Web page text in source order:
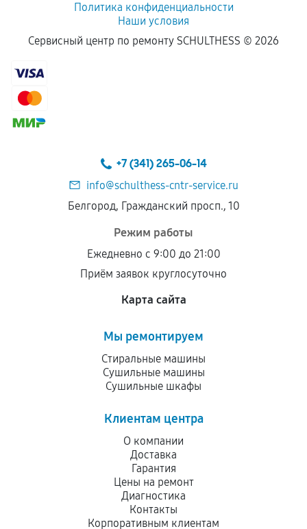
Политика конфиденциальности
Наши условия
Сервисный центр по ремонту SCHULTHESS © 2026
+7 (341) 265-06-14
info@schulthess-cntr-service.ru
Белгород, Гражданский просп., 10
Режим работы
Ежедневно с 9:00 до 21:00
Приём заявок круглосуточно
Карта сайта
Мы ремонтируем
Стиральные машины
Сушильные машины
Сушильные шкафы
Клиентам центра
О компании
Доставка
Гарантия
Цены на ремонт
Диагностика
Контакты
Корпоративным клиентам